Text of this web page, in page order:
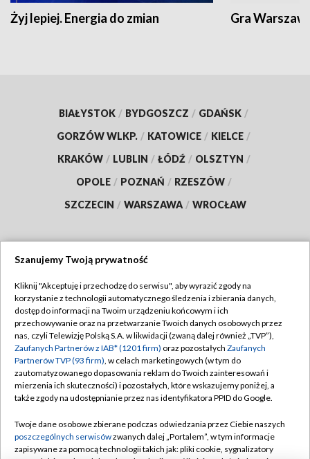
Żyj lepiej. Energia do zmian Gra
BIAŁYSTOK / BYDGOSZCZ / GDAŃSK /
GORZÓW WLKP. / KATOWICE / KIELCE /
KRAKÓW / LUBLIN / ŁÓDŹ / OLSZTYN /
OPOLE / POZNAŃ / RZESZÓW /
SZCZECIN / WARSZAWA / WROCŁAW
TVP
Abonament TVP
Emisja w TVP
Centrum informacji TVP
Naziemna Telewizja Cyfrowa
Rada Programowa
Regulamin TVP
Polityka prywatności
Moje zgody
Pomoc
Kontakt
Szanujemy Twoją prywatność
Kliknij "Akceptuję i przechodzę do serwisu", aby wyrazić zgody na
korzystanie z technologii automatycznego śledzenia i zbierania danych,
dostęp do informacji na Twoim urządzeniu końcowym i ich
przechowywanie oraz na przetwarzanie Twoich danych osobowych przez
nas, czyli Telewizję Polską S.A. w likwidacji (zwaną dalej również „TVP”),
Zaufanych Partnerów z IAB* (1201 firm) oraz pozostałych Zaufanych
Partnerów TVP (93 firm), w celach marketingowych (w tym do
zautomatyzowanego dopasowania reklam do Twoich zainteresowań i
mierzenia ich skuteczności) i pozostałych, które wskazujemy poniżej, a
także zgody na udostępnianie przez nas identyfikatora PPID do Google.
Twoje dane osobowe zbierane podczas odwiedzania przez Ciebie naszych
poszczególnych serwisówzwanych dalej „Portalem”, w tym informacje
zapisywane za pomocą technologii takich jak: pliki cookie, sygnalizatory